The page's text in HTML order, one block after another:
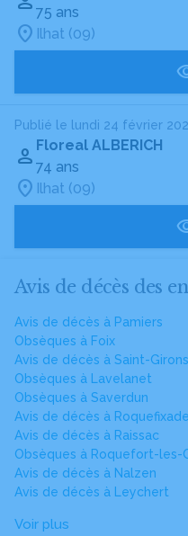
75 ans
Ilhat (09)
Publié le lundi 24 février
Floreal ALBERICH
74 ans
Ilhat (09)
Avis de décès des
Avis de décès à Pamiers
Obsèques à Foix
Avis de décès à Saint-Girons
Obsèques à Lavelanet
Obsèques à Saverdun
Avis de décès à Roquefixade
Avis de décès à Raissac
Obsèques à Roquefort-les-
Avis de décès à Nalzen
Avis de décès à Leychert
Voir plus